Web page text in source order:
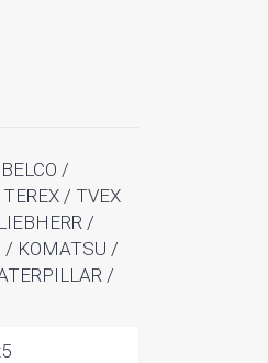
/ JCB / Doosan / KOMATSU / HYUNDAI